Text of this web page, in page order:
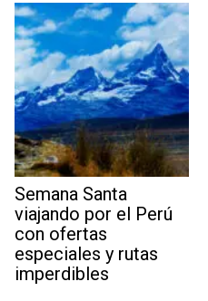
Semana Santa
viajando por el Perú
con ofertas
especiales y rutas
imperdibles